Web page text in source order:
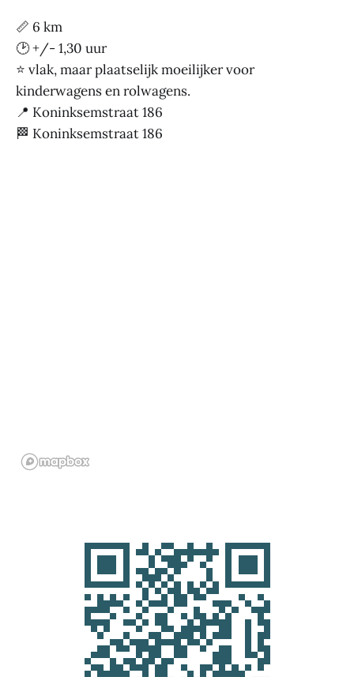
📏 6 km
🕑 +/- 1,30 uur
⭐ vlak, maar plaatselijk moeilijker voor
kinderwagens en rolwagens.
📍 Koninksemstraat 186
🏁 Koninksemstraat 186